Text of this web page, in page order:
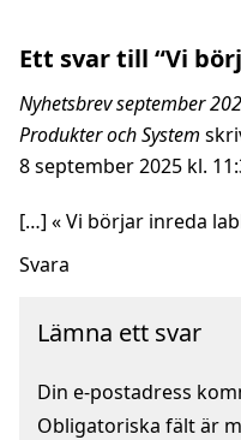
Ett svar till “Vi
Nyhetsbrev september
Produkter och System
8 september 2025 kl.
[…] « Vi börjar inreda
Svara
Lämna ett svar
Din e-postadress
Obligatoriska fält är